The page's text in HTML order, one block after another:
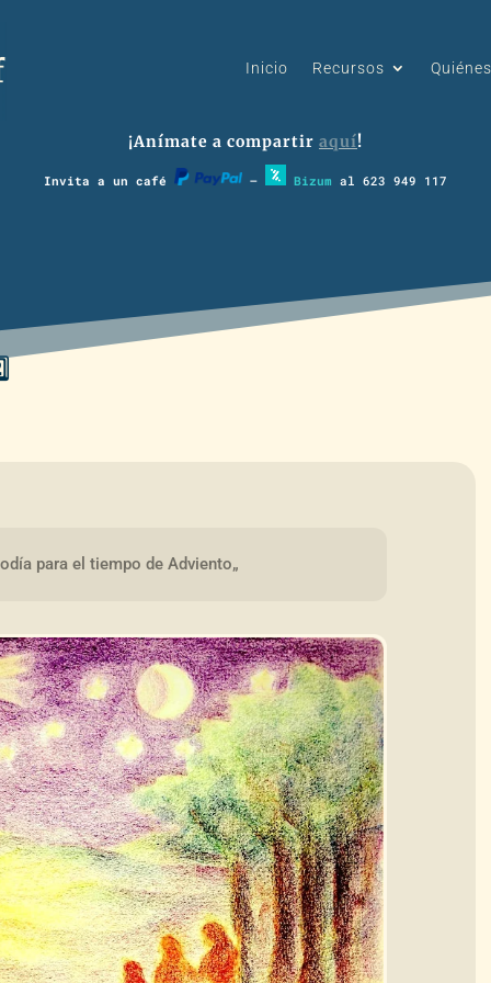
Inicio Recursos
¡Anímate a compartir aquí!
Invita a un café – Bizum al 623 949 117
para el tiempo de Adviento„